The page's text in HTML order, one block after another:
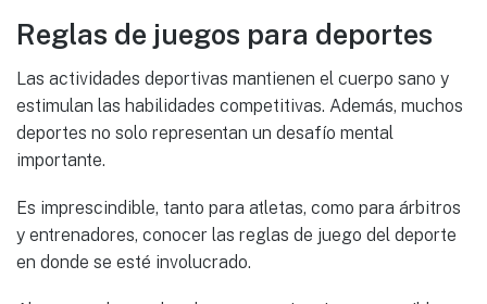
Reglas de juegos para deportes
Las actividades deportivas mantienen el cuerpo sano y
estimulan las habilidades competitivas. Además, muchos
deportes no solo representan un desafío mental
importante.
Es imprescindible, tanto para atletas, como para árbitros
y entrenadores, conocer las reglas de juego del deporte
en donde se esté involucrado.